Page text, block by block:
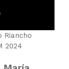
Riancho
2024